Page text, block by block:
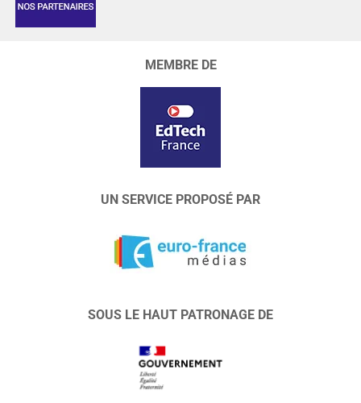
MEMBRE DE
UN SERVICE PROPOSÉ PAR
SOUS LE HAUT PATRONAGE DE